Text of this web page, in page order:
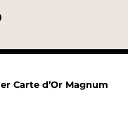
Carte d’Or Magnum